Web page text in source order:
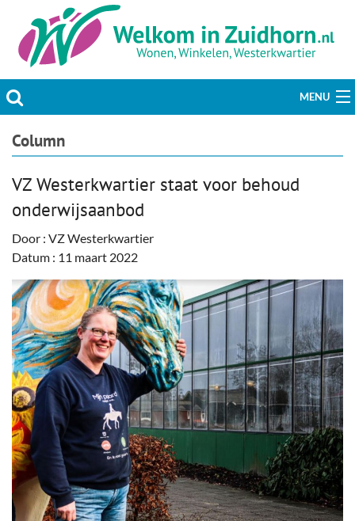
MENU
Actueel
Welzijn & Maatschappij
Bedrijven
Prikbord & Aanbiedingen
Plaats bericht
Column
VZ Westerkwartier staat voor behoud
onderwijsaanbod
Door : VZ Westerkwartier
Datum : 11 maart 2022